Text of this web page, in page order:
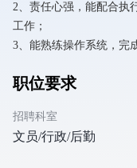
2、责任心强，能配合执
工作；
3、能熟练操作系统，完
职位要求
招聘科室
文员/行政/后勤